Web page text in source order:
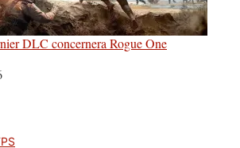
DLC concernera Rogue One